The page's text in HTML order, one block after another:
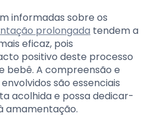
informadas sobre os
prolongada tendem a
eficaz, pois
positivo deste processo
bebê. A compreensão e
são essenciais
acolhida e possa dedicar-
amamentação.